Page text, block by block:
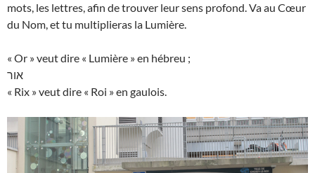
mots, les lettres, afin de trouver leur sens profond. Va au Cœur
du Nom, et tu multiplieras la Lumière.
« Or » veut dire « Lumière » en hébreu ;
אור
« Rix » veut dire « Roi » en gaulois.